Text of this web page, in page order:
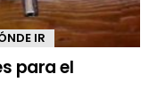
IR
para el